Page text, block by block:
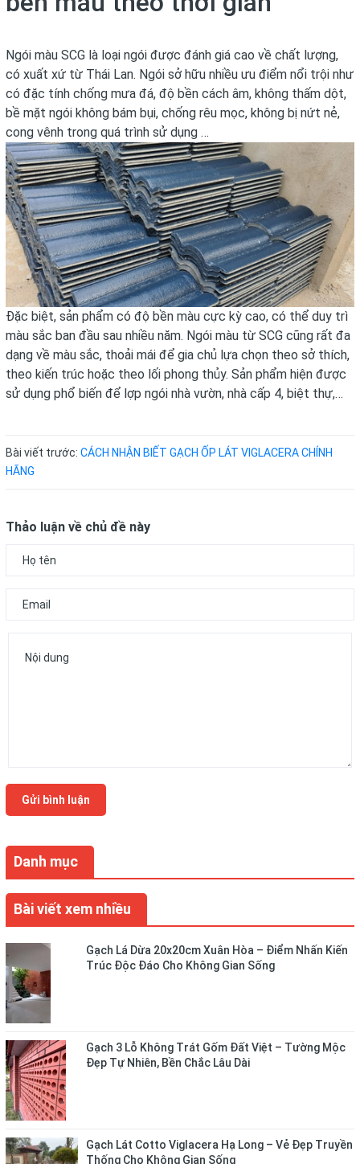
Danh mục
Bài viết xem nhiều
Gạch Lá Dừa 20x20cm Xuân Hòa – Điểm Nhấn Kiến
Trúc Độc Đáo Cho Không Gian Sống
Gạch 3 Lỗ Không Trát Gốm Đất Việt – Tường Mộc
Đẹp Tự Nhiên, Bền Chắc Lâu Dài
Gạch Lát Cotto Viglacera Hạ Long – Vẻ Đẹp Truyền
Thống Cho Không Gian Sống
Ngói màu SCG là loại ngói được đánh giá cao về chất lượng,
có xuất xứ từ Thái Lan. Ngói sở hữu nhiều ưu điểm nổi trội như
có đặc tính chống mưa đá, độ bền cách âm, không thấm dột,
bề mặt ngói không bám bụi, chống rêu mọc, không bị nứt nẻ,
cong vênh trong quá trình sử dụng …
Đặc biệt, sản phẩm có độ bền màu cực kỳ cao, có thể duy trì
màu sắc ban đầu sau nhiều năm. Ngói màu từ SCG cũng rất đa
dạng về màu sắc, thoải mái để gia chủ lựa chọn theo sở thích,
theo kiến trúc hoặc theo lối phong thủy. Sản phẩm hiện được
sử dụng phổ biến để lợp ngói nhà vườn, nhà cấp 4, biệt thự,…
Bài viết trước: CÁCH NHẬN BIẾT GẠCH ỐP LÁT VIGLACERA CHÍNH
HÃNG
Thảo luận về chủ đề này
Gửi bình luận